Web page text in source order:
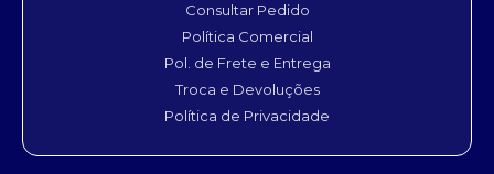
Consultar Pedido
Política Comercial
Pol. de Frete e Entrega
Troca e Devoluções
Política de Privacidade